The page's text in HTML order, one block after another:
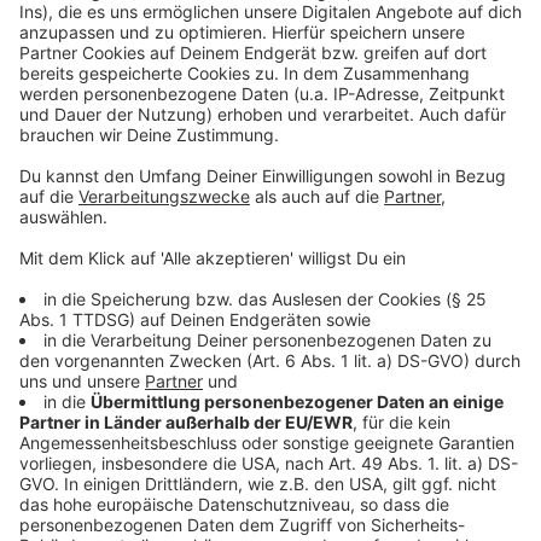
Eierkuchen in der SPD gibt, ist das nicht. Vor allem
jetzt nicht, wo mit Ex-Juso-Chef Kevin Kühnert
jüngere Themen mehr Gewicht bekommen. Kühnert
hat die SPD monatelang vor sich hergetrieben, damit
sie moderner wird. Dann wurde es ruhiger um ihn und
die SPD hat die Wahl gewonnen. Beim SPD-Parteitag
steht Kühnert als Generalsekretär zur Wahl. Dass
Lars Klingbeil Aussicht auf den Posten des Partei-
Chefs hat, ist für den Juso-Chef im Kreis Steinfurt,
Christian Ludewig, kein Widerspruch, sondern bildet
eher die Breite der Partei ab.
Anzeige